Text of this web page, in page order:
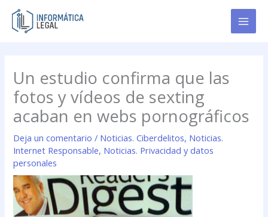
contenido
Un estudio confirma que las
fotos y vídeos de sexting
acaban en webs pornográficos
Deja un comentario / Noticias. Ciberdelitos, Noticias.
Internet Responsable, Noticias. Privacidad y datos
personales